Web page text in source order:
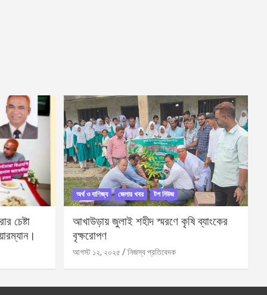
চেষ্টা
অর্থ ও বাণিজ্য জেলার খবর টপ নিউজ
আখাউড়ায় জুলাই শহীদ স্মরণে কৃষি ব্যাংকের
বৃক্ষরোপণ
আগস্ট ১২, ২০২৫ নিজস্ব প্রতিবেদক